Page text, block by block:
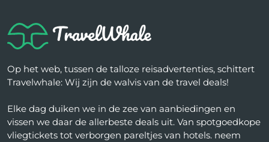
Op het web, tussen de talloze reisadvertenties, schittert
Travelwhale: Wij zijn de walvis van de travel deals!
Elke dag duiken we in de zee van aanbiedingen en
vissen we daar de allerbeste deals uit. Van spotgoedkope
vliegtickets tot verborgen pareltjes van hotels. neem